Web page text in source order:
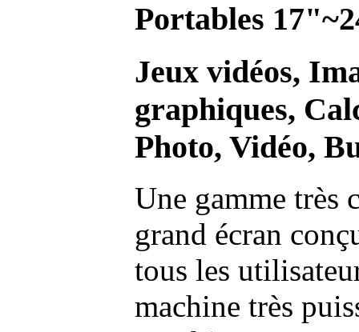
Portables
Jeux vidéos,
graphiques,
Photo, Vidéo,
Une gamme très
grand écran
tous les
machine très